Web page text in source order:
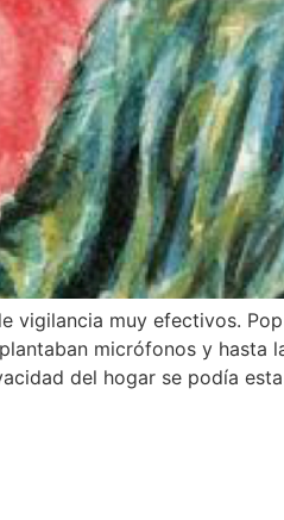
muy efectivos.
micrófonos y hasta
del hogar se podía